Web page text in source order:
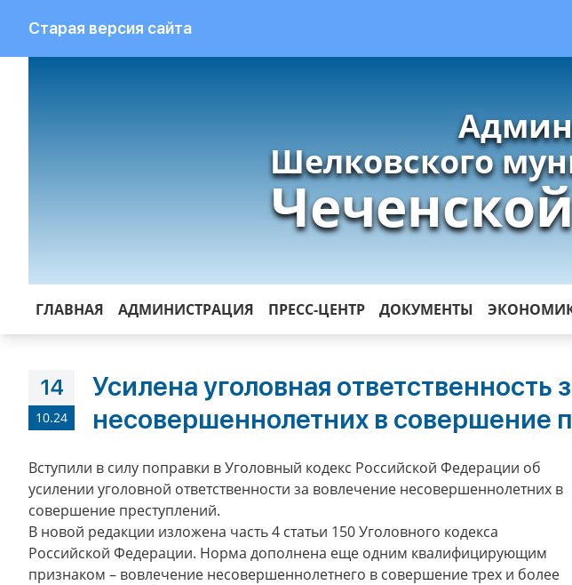
Старая версия сайта
Шелковского
ГЛАВНАЯ АДМИНИСТРАЦИЯ ПРЕСС-ЦЕНТР ДОКУМЕНТЫ
14
10.24
Усилена уголовная ответственность
несовершеннолетних в совершение
Вступили в силу поправки в Уголовный кодекс Российской Федерации об
усилении уголовной ответственности за вовлечение несовершеннолетних в
совершение преступлений.
В новой редакции изложена часть 4 статьи 150 Уголовного кодекса
Российской Федерации. Норма дополнена еще одним квалифицирующим
признаком – вовлечение несовершеннолетнего в совершение трех и более